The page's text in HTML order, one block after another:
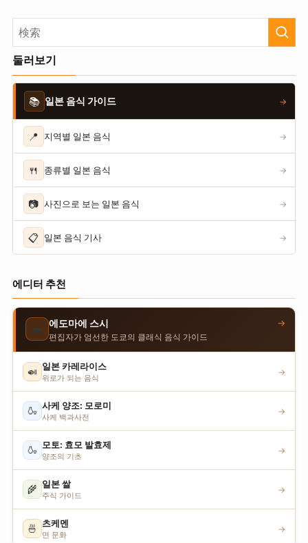
둘러보기
📚 일본 음식 가이드 →
📍 지역별 일본 음식 →
🍴 종류별 일본 음식 →
📷 사진으로 보는 일본 음식 →
📋 일본 음식 기사 →
에디터 추천
🍣 에도마에 스시
편집자가 엄선한 도쿄의 클래식 음식 가이드
→
🍛 일본 카레라이스
위로가 되는 음식
→
🍶 사케 양조: 모로미
사케 백과사전
→
🍶 모토: 효모 발효제
양조의 기초
→
🌾 일본 쌀
주식 가이드
→
🍜 츠케멘
면 문화
→